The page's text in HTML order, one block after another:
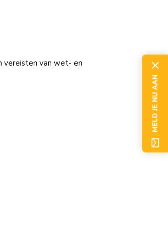
vereisten van wet- en
MELD JE NU AAN